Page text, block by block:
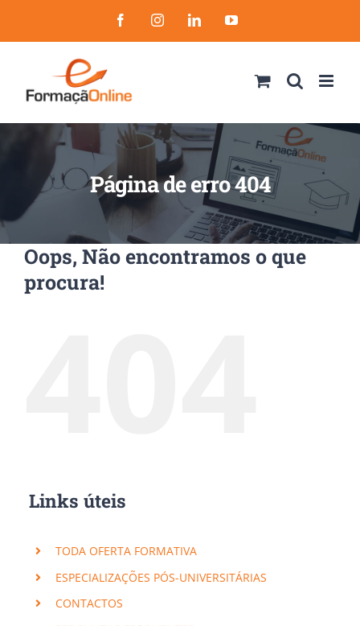
to
FacebookInstagramLinkedInYouTube
Página de erro 404
Oops, Não encontramos o que
procura!
Links úteis
TODA OFERTA FORMATIVA
ESPECIALIZAÇÕES PÓS-UNIVERSITÁRIAS
CONTACTOS